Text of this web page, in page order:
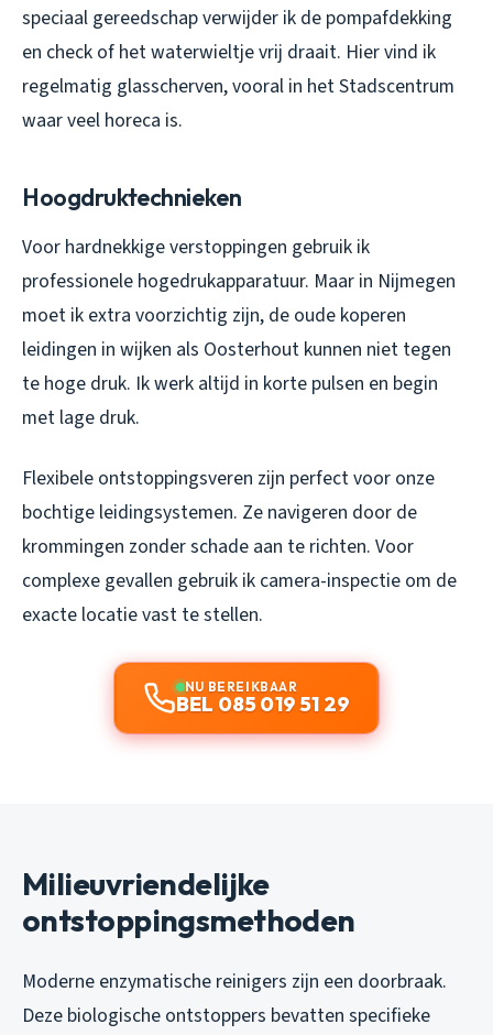
speciaal gereedschap verwijder ik de pompafdekking
en check of het waterwieltje vrij draait. Hier vind ik
regelmatig glasscherven, vooral in het Stadscentrum
waar veel horeca is.
Hoogdruktechnieken
Voor hardnekkige verstoppingen gebruik ik
professionele hogedrukapparatuur. Maar in Nijmegen
moet ik extra voorzichtig zijn, de oude koperen
leidingen in wijken als Oosterhout kunnen niet tegen
te hoge druk. Ik werk altijd in korte pulsen en begin
met lage druk.
Flexibele ontstoppingsveren zijn perfect voor onze
bochtige leidingsystemen. Ze navigeren door de
krommingen zonder schade aan te richten. Voor
complexe gevallen gebruik ik camera-inspectie om de
exacte locatie vast te stellen.
NU BEREIKBAAR
BEL 085 019 51 29
Milieuvriendelijke
ontstoppingsmethoden
Moderne enzymatische reinigers zijn een doorbraak.
Deze biologische ontstoppers bevatten specifieke